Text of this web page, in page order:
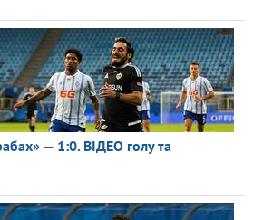
— 1:0. ВІДЕО голу та